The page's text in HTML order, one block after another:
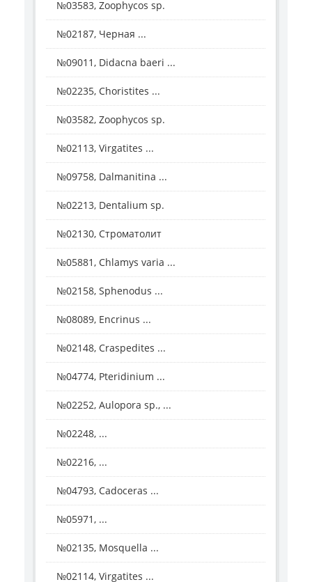
№03583, Zoophycos sp.
№02187, Черная ...
№09011, Didacna baeri ...
№02235, Choristites ...
№03582, Zoophycos sp.
№02113, Virgatites ...
№09758, Dalmanitina ...
№02213, Dentalium sp.
№02130, Строматолит
№05881, Chlamys varia ...
№02158, Sphenodus ...
№08089, Encrinus ...
№02148, Craspedites ...
№04774, Pteridinium ...
№02252, Aulopora sp., ...
№02248, ...
№02216, ...
№04793, Cadoceras ...
№05971, ...
№02135, Mosquella ...
№02114, Virgatites ...